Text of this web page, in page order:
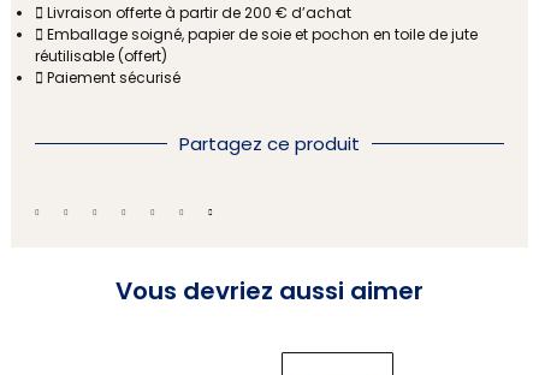
Livraison offerte à partir de 200 € d’achat
Emballage soigné, papier de soie et pochon en toile de jute
réutilisable (offert)
Paiement sécurisé
Partagez ce produit
Vous devriez aussi aimer